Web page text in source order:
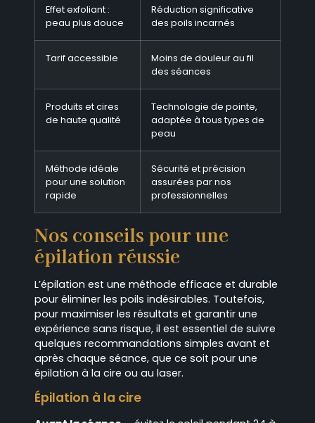
Effet exfoliant :
peau plus douce
Réduction significative
des poils incarnés
Tarif accessible
Moins de douleur au fil
des séances
Produits et cires
de haute qualité
Technologie de pointe,
adaptée à tous types de
peau
Méthode idéale
pour une solution
rapide
Sécurité et précision
assurées par nos
professionnelles
Nos conseils pour une
épilation réussie
L’épilation est une méthode efficace et durable
pour éliminer les poils indésirables. Toutefois,
pour maximiser les résultats et garantir une
expérience sans risque, il est essentiel de suivre
quelques recommandations simples avant et
après chaque séance, que ce soit pour une
épilation à la cire ou au laser.
Épilation à la cire